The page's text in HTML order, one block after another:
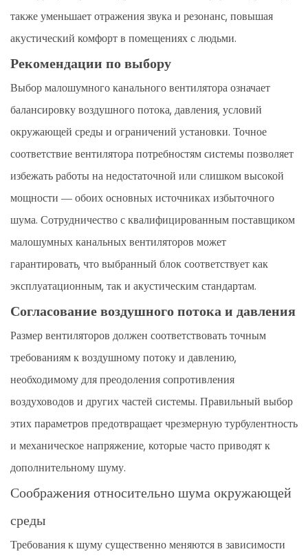
также уменьшает отражения звука и резонанс, повышая
акустический комфорт в помещениях с людьми.
Рекомендации по выбору
Выбор малошумного канального вентилятора означает
балансировку воздушного потока, давления, условий
окружающей среды и ограничений установки. Точное
соответствие вентилятора потребностям системы позволяет
избежать работы на недостаточной или слишком высокой
мощности — обоих основных источниках избыточного
шума. Сотрудничество с квалифицированным поставщиком
малошумных канальных вентиляторов может
гарантировать, что выбранный блок соответствует как
эксплуатационным, так и акустическим стандартам.
Согласование воздушного потока и давления
Размер вентиляторов должен соответствовать точным
требованиям к воздушному потоку и давлению,
необходимому для преодоления сопротивления
воздуховодов и других частей системы. Правильный выбор
этих параметров предотвращает чрезмерную турбулентность
и механическое напряжение, которые часто приводят к
дополнительному шуму.
Соображения относительно шума окружающей
среды
Требования к шуму существенно меняются в зависимости